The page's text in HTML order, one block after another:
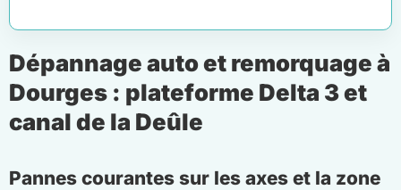
Dépannage auto et remorquage à
Dourges : plateforme Delta 3 et
canal de la Deûle
Pannes courantes sur les axes et la zone